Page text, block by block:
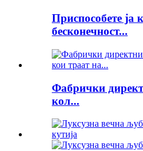
Приспособете ја
бесконечност...
Фабрички
кол...